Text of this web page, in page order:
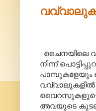
ചൈനയിലെ
നിന്ന്
വവ്വാലുകളിൽ
വൈറസുകളുടെ
അവയുടെ